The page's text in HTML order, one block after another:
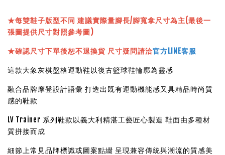
★每雙鞋子版型不同 建議實際量腳長/腳寬拿尺寸為主(最後一
張圖提供尺寸對照參考圖)
★確認尺寸下單後恕不退換貨 尺寸疑問請洽官方LINE客服
這款大象灰棋盤格運動鞋以復古籃球鞋輪廓為靈感
融合品牌摩登設計語彙 打造出既有運動機能感又具精品時尚質
感的鞋款
LV Trainer 系列鞋款以義大利精湛工藝匠心製造 鞋面由多種材
質拼接而成
細節上常見品牌標識或圖案點綴 呈現兼容傳統與潮流的質感美